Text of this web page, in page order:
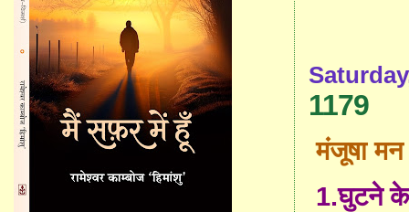
1179
मंजूषा मन
1.घुटने